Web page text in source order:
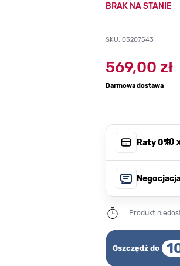
BRAK NA STANIE
SKU: 03207543
569,00 zł
Darmowa dostawa
Raty 0%
, 10
Produkt
Oszczędź do